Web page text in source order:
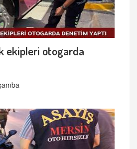
ekipleri otogarda